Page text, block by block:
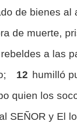
de bienes al
de muerte,
a las
12 humilló
quien los
SEÑOR y El